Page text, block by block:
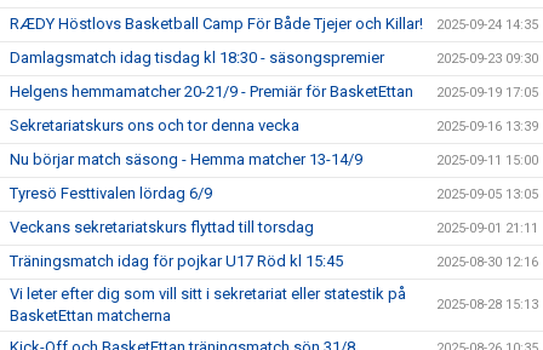
RÆDY Höstlovs Basketball Camp För Både Tjejer och Killar! 2025-09-24 14:35
Damlagsmatch idag tisdag kl 18:30 - säsongspremier 2025-09-23 09:30
Helgens hemmamatcher 20-21/9 - Premiär för BasketEttan 2025-09-19 17:05
Sekretariatskurs ons och tor denna vecka 2025-09-16 13:39
Nu börjar match säsong - Hemma matcher 13-14/9 2025-09-11 15:00
Tyresö Festtivalen lördag 6/9 2025-09-05 13:05
Veckans sekretariatskurs flyttad till torsdag 2025-09-01 21:11
Träningsmatch idag för pojkar U17 Röd kl 15:45 2025-08-30 12:16
Vi leter efter dig som vill sitt i sekretariat eller statestik på
BasketEttan matcherna
2025-08-28 15:13